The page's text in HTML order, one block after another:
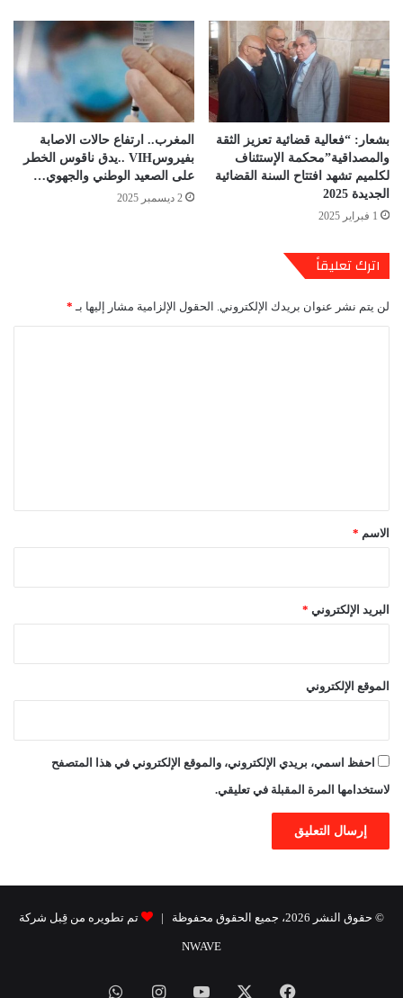
بشعار: “فعالية قضائية تعزيز الثقة
والمصداقية”محكمة الإستئناف
لكلميم تشهد افتتاح السنة القضائية
الجديدة 2025
1 فبراير 2025
المغرب.. ارتفاع حالات الاصابة
بفيروسVIH ..يدق ناقوس الخطر
على الصعيد الوطني والجهوي…
2 ديسمبر 2025
اترك تعليقاً
لن يتم نشر عنوان بريدك الإلكتروني. الحقول الإلزامية مشار إليها بـ *
*الاسم *
البريد الإلكتروني *
الموقع الإلكتروني
احفظ اسمي، بريدي الإلكتروني، والموقع الإلكتروني في هذا المتصفح
لاستخدامها المرة المقبلة في تعليقي.
© حقوق النشر 2026، جميع الحقوق محفوظة | تم تطويره من قِبل شركة
NWAVE
فيسبوك يوتيوبانستقرامواتساب